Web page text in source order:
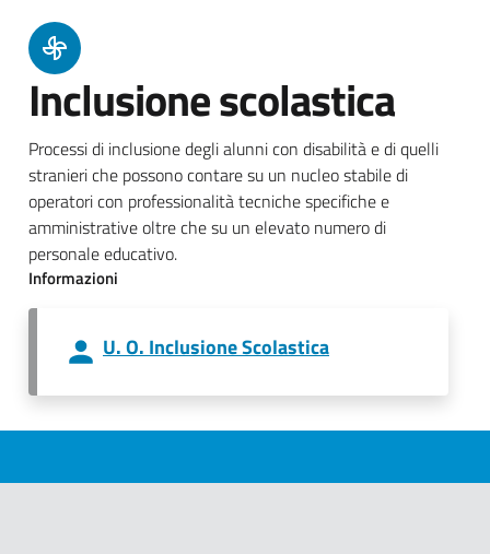
Inclusione scolastica
Processi di inclusione degli alunni con disabilità e di quelli
stranieri che possono contare su un nucleo stabile di
operatori con professionalità tecniche specifiche e
amministrative oltre che su un elevato numero di
personale educativo.
Informazioni
U. O. Inclusione Scolastica